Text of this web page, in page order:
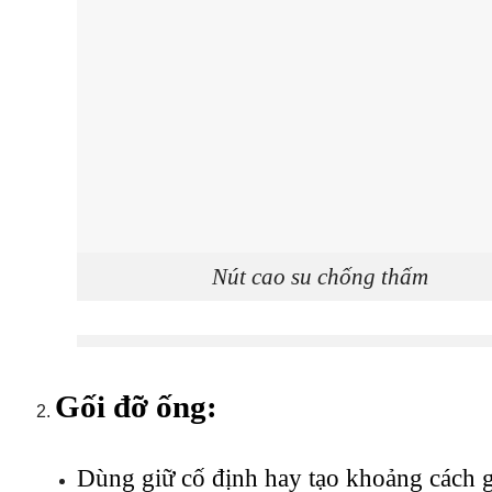
Nút cao su chống thấm
Gối đỡ ống:
Dùng giữ cố định hay tạo khoảng cách